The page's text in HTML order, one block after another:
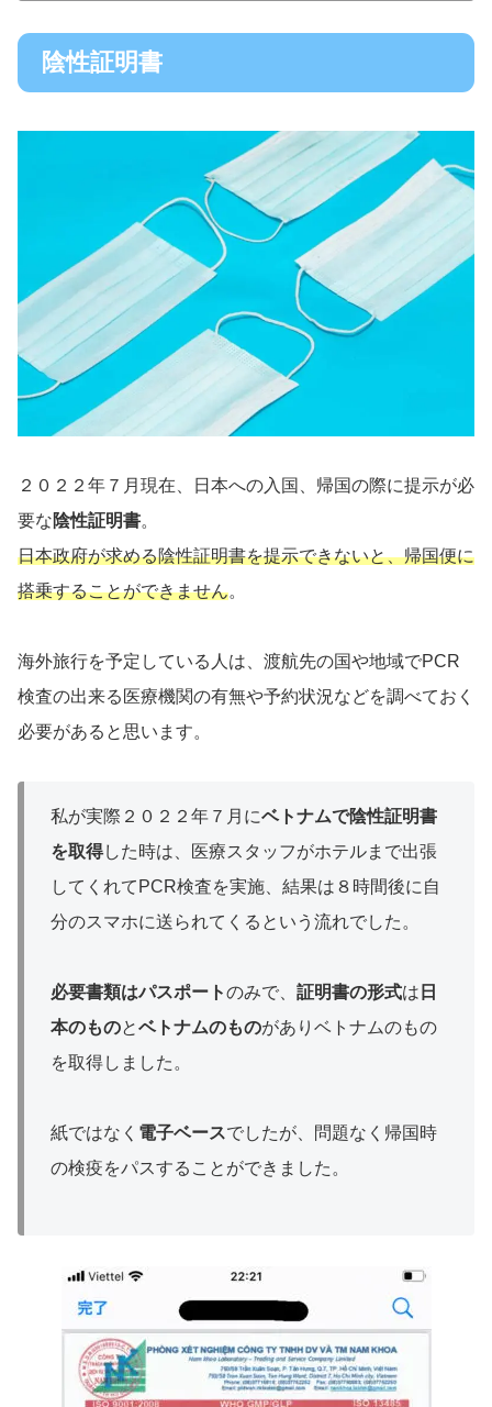
陰性証明書
２０２２年７月現在、日本への入国、帰国の際に提示が必
要な陰性証明書。
日本政府が求める陰性証明書を提示できないと、帰国便に
搭乗することができません。
海外旅行を予定している人は、渡航先の国や地域でPCR
検査の出来る医療機関の有無や予約状況などを調べておく
必要があると思います。
私が実際２０２２年７月にベトナムで陰性証明書
を取得した時は、医療スタッフがホテルまで出張
してくれてPCR検査を実施、結果は８時間後に自
分のスマホに送られてくるという流れでした。
必要書類はパスポートのみで、 証明書の形式は 日
本のものとベトナムのものがありベトナムのもの
を取得しました。
紙ではなく 電子ベースでしたが、問題なく帰国時
の検疫をパスすることができました。